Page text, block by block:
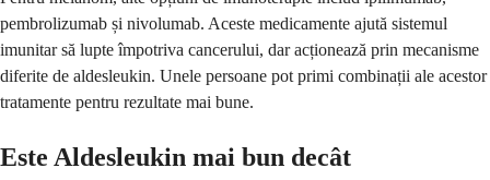
pembrolizumab și nivolumab. Aceste medicamente ajută sistemul
imunitar să lupte împotriva cancerului, dar acționează prin mecanisme
diferite de aldesleukin. Unele persoane pot primi combinații ale acestor
tratamente pentru rezultate mai bune.
Este Aldesleukin mai bun decât